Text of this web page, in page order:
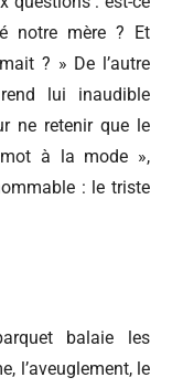
notre mère ? Et
? » De l’autre
lui inaudible
ne retenir que le
à la mode »,
: le triste
balaie les
l’aveuglement, le